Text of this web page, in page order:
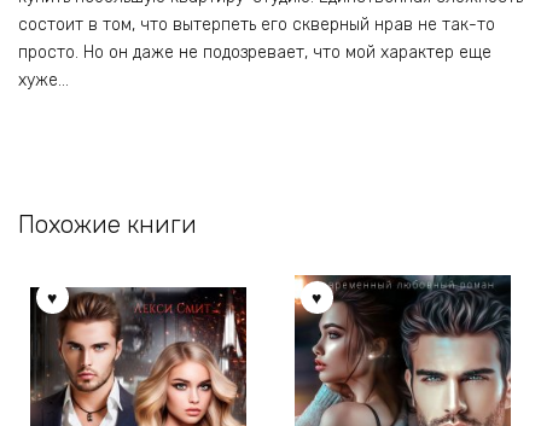
состоит в том, что вытерпеть его скверный нрав не так-то
просто. Но он даже не подозревает, что мой характер еще
хуже…
Похожие книги